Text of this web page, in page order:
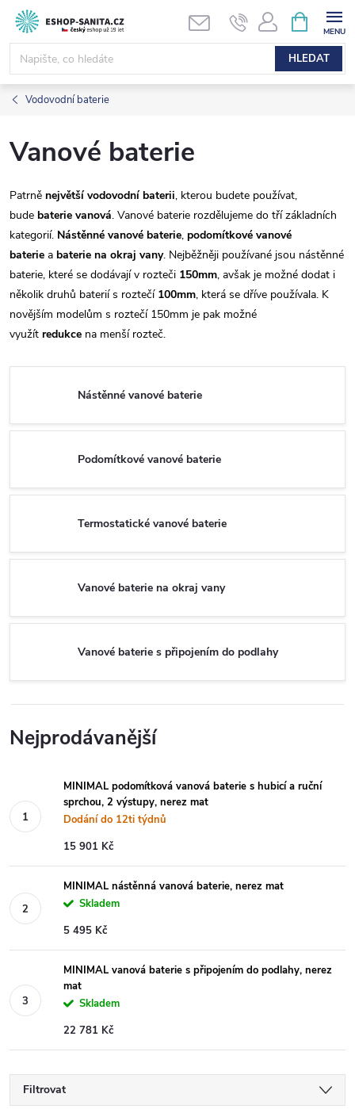
Přejít
obsah
HLEDAT
NÁKUPNÍ
KOŠÍK
Vodovodní baterie
Vanové baterie
Patrně největší vodovodní baterii, kterou budete používat,
bude baterie vanová. Vanové baterie rozdělujeme do tří základních
kategorií. Nástěnné vanové baterie, podomítkové vanové
baterie a baterie na okraj vany. Nejběžněji používané jsou nástěnné
baterie, které se dodávají v rozteči 150mm, avšak je možné dodat i
několik druhů baterií s roztečí 100mm, která se dříve používala. K
novějším modelům s roztečí 150mm je pak možné
využít redukce na menší rozteč.
Nástěnné vanové baterie
Podomítkové vanové baterie
Termostatické vanové baterie
Vanové baterie na okraj vany
Vanové baterie s připojením do podlahy
Nejprodávanější
MINIMAL podomítková vanová baterie s hubicí a ruční
sprchou, 2 výstupy, nerez mat
Dodání do 12ti týdnů
15 901 Kč
MINIMAL nástěnná vanová baterie, nerez mat
Skladem
5 495 Kč
MINIMAL vanová baterie s připojením do podlahy, nerez
mat
Skladem
22 781 Kč
Filtrovat